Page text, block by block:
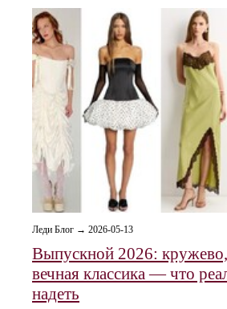
Леди Блог → 2026-05-13
Выпускной 2026:
вечная классика — что
надеть